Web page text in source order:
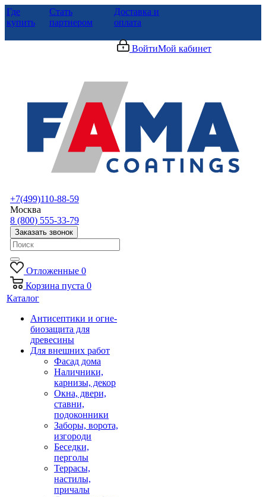
Где
купить
Стать
партнером
Доставка и
оплата
ВойтиМой кабинет
+7(499)110-88-59
Москва
8 (800) 555-33-79
Заказать звонок
Отложенные 0
Корзина пуста 0
Каталог
Антисептики и огне-
биозащита для
древесины
Для внешних работ
Фасад дома
Наличники,
карнизы, декор
Окна, двери,
ставни,
подоконники
Заборы, ворота,
изгороди
Беседки,
перголы
Террасы,
настилы,
причалы